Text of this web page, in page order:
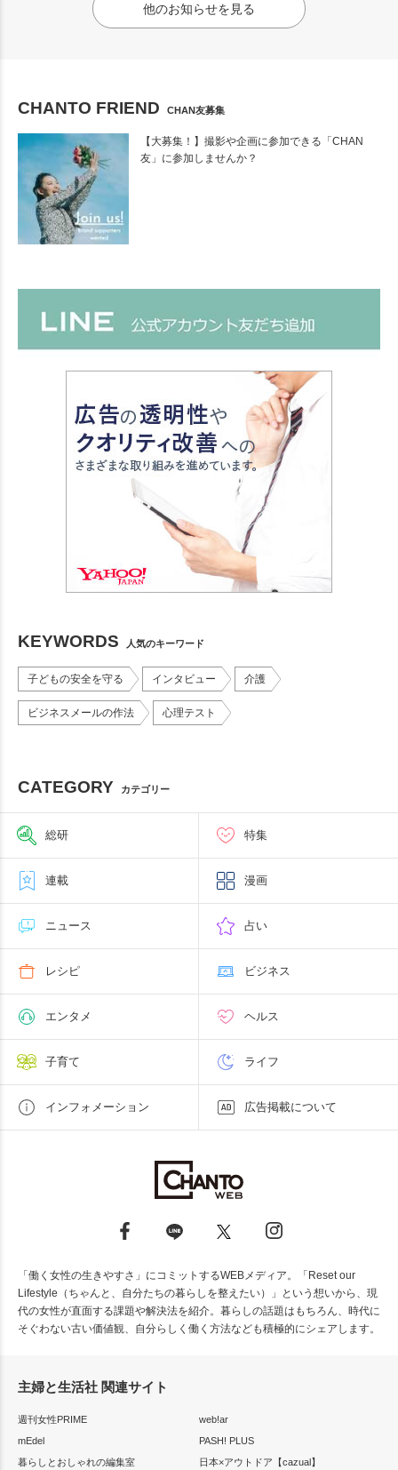
他のお知らせを見る
CHANTO FRIEND CHAN友募集
【大募集！】撮影や企画に参加できる「CHAN
友」に参加しませんか？
KEYWORDS 人気のキーワード
子どもの安全を守る インタビュー 介護
ビジネスメールの作法 心理テスト
CATEGORY カテゴリー
総研 特集
連載 漫画
ニュース 占い
レシピ ビジネス
エンタメ ヘルス
子育て ライフ
インフォメーション 広告掲載について
「働く女性の生きやすさ」にコミットするWEBメディア。「Reset our
Lifestyle（ちゃんと、自分たちの暮らしを整えたい）」という想いから、現
代の女性が直面する課題や解決法を紹介。暮らしの話題はもちろん、時代に
そぐわない古い価値観、自分らしく働く方法なども積極的にシェアします。
主婦と生活社 関連サイト
週刊女性PRIME
web!ar
mEdel
PASH! PLUS
暮らしとおしゃれの編集室
日本×アウトドア【cazual】